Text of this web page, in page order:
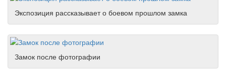
Экспозиция рассказывает о боевом прошлом замка
Замок после фотографии